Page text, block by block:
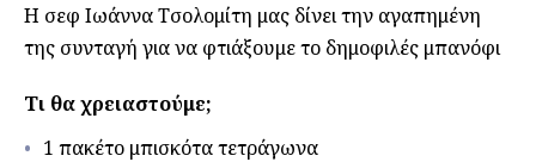
Η σεφ Ιωάννα Τσολομίτη μας δίνει την αγαπημένη
της συνταγή για να φτιάξουμε το δημοφιλές μπανόφι
Τι θα χρειαστούμε;
1 πακέτο μπισκότα τετράγωνα